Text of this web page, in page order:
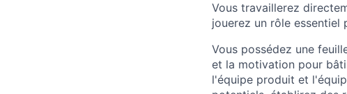
Vous travaillerez
jouerez un rôle
Vous possédez une
et la motivation pour
l'équipe produit et